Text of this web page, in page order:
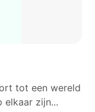
tot een wereld
elkaar zijn...